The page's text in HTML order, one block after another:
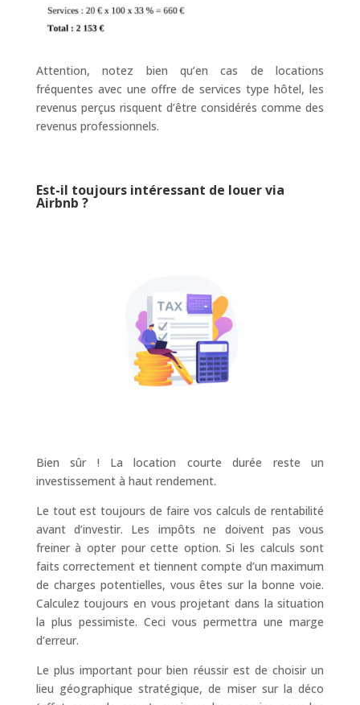
Attention, notez bien qu’en cas de locations
fréquentes avec une offre de services type hôtel, les
revenus perçus risquent d’être considérés comme des
revenus professionnels.
Est-il toujours intéressant de louer via
Airbnb ?
Bien sûr ! La location courte durée reste un
investissement à haut rendement.
Le tout est toujours de faire vos calculs de rentabilité
avant d’investir. Les impôts ne doivent pas vous
freiner à opter pour cette option. Si les calculs sont
faits correctement et tiennent compte d’un maximum
de charges potentielles, vous êtes sur la bonne voie.
Calculez toujours en vous projetant dans la situation
la plus pessimiste. Ceci vous permettra une marge
d’erreur.
Le plus important pour bien réussir est de choisir un
lieu géographique stratégique, de miser sur la déco